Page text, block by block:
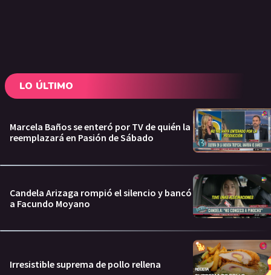
LO ÚLTIMO
Marcela Baños se enteró por TV de quién la
reemplazará en Pasión de Sábado
Candela Arizaga rompió el silencio y bancó
a Facundo Moyano
Irresistible suprema de pollo rellena